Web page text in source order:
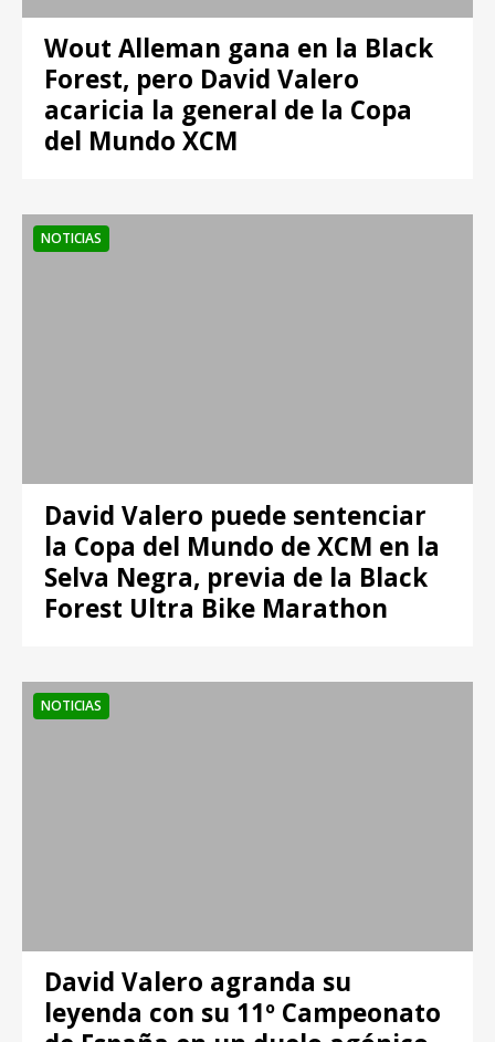
Wout Alleman gana en la Black
Forest, pero David Valero
acaricia la general de la Copa
del Mundo XCM
NOTICIAS
David Valero puede sentenciar
la Copa del Mundo de XCM en la
Selva Negra, previa de la Black
Forest Ultra Bike Marathon
NOTICIAS
David Valero agranda su
leyenda con su 11º Campeonato